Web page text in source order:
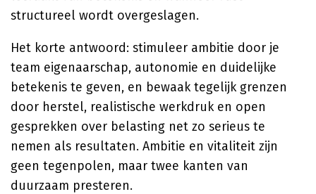
structureel wordt overgeslagen.
Het korte antwoord: stimuleer ambitie door je
team eigenaarschap, autonomie en duidelijke
betekenis te geven, en bewaak tegelijk grenzen
door herstel, realistische werkdruk en open
gesprekken over belasting net zo serieus te
nemen als resultaten. Ambitie en vitaliteit zijn
geen tegenpolen, maar twee kanten van
duurzaam presteren.